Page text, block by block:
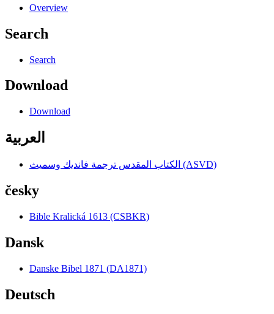
Overview
Search
Search
Download
Download
العربية
الكتاب المقدس ترجمة فانديك وسميث (ASVD)
česky
Bible Kralická 1613 (CSBKR)
Dansk
Danske Bibel 1871 (DA1871)
Deutsch